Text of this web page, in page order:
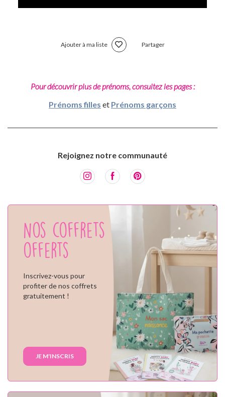
Ajouter à ma liste Partager
Pour découvrir plus de prénoms, consultez les pages :
Prénoms filles et Prénoms garçons
Rejoignez notre communauté
Nos coffrets
offerts
Inscrivez-vous pour
profiter de nos coffrets
gratuitement !
JE M'INSCRIS